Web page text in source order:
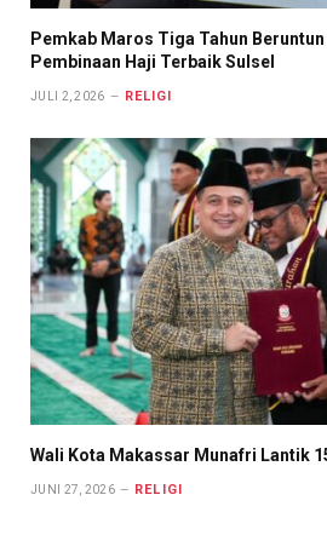
Pemkab Maros Tiga Tahun
Pembinaan Haji Terbaik Sulsel
JULI 2, 2026 RELIGI
Wali Kota Makassar Munafri Lantik
JUNI 27, 2026 RELIGI